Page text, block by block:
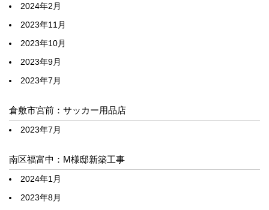
2024年2月
2023年11月
2023年10月
2023年9月
2023年7月
倉敷市宮前：サッカー用品店
2023年7月
南区福富中：M様邸新築工事
2024年1月
2023年8月